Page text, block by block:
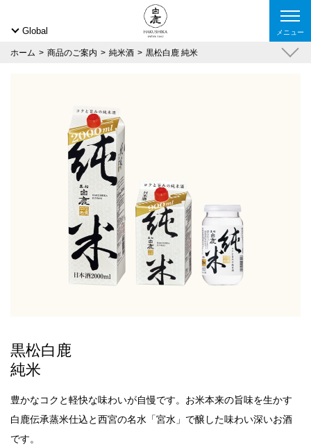
メニュー
Global
ホーム 商品のご案内 純米酒 黒松白鹿 純米
黒松白鹿
純米
豊かなコクと軽快な味わいが自慢です。お米本来の旨味を生かす
白鹿伝承蒸米仕込と西宮の名水「宮水」で醸した味わい深いお酒
です。